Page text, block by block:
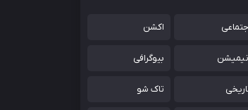
اکشن
بیوگرافی
تاک شو